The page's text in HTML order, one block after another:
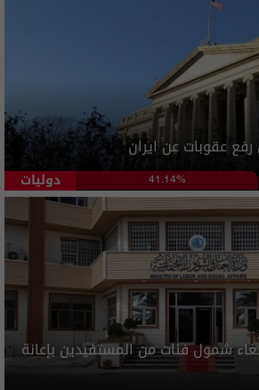
رفع عقوبات عن ايران
دوليات 41.14%
شمول فئات من المستفيدين بإعانة